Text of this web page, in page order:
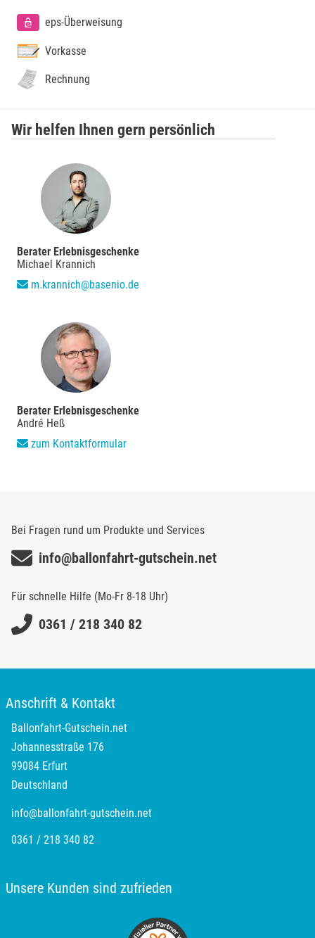
eps-Überweisung
Vorkasse
Rechnung
Wir helfen Ihnen gern persönlich
Berater Erlebnisgeschenke
Michael Krannich
m.krannich@basenio.de
Berater Erlebnisgeschenke
André Heß
zum Kontaktformular
Bei Fragen rund um Produkte und Services
info@ballonfahrt-gutschein.net
Für schnelle Hilfe (Mo-Fr 8-18 Uhr)
0361 / 218 340 82
Anschrift & Kontakt
Ballonfahrt-Gutschein.net
Johannesstraße 176
99084 Erfurt
Deutschland
info@ballonfahrt-gutschein.net
0361 / 218 340 82
Unsere Kunden sind zufrieden
Merzig
Märkisch-Oderland
Mönchengladbach
München
Nagold
Nesselwang
Neumünster
Nidda
Oberhavel
Odenwald
Ostprignitz-Ruppin
Oy-Mittelberg
Passau
Pinneberg